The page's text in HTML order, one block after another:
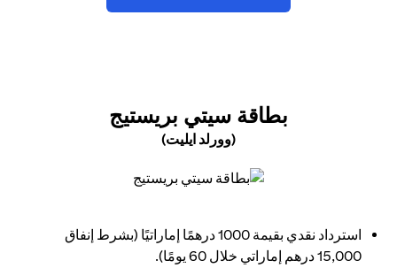
بطاقة سيتي بريستيج
(وورلد ايليت)
استرداد نقدي بقيمة 1000 درهمًا إماراتيًا (بشرط إنفاق
15,000 درهم إماراتي خلال 60 يومًا).